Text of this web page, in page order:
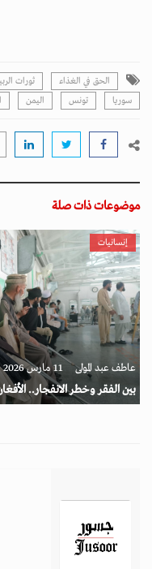
الحق في الغذاء ثورات
سوريا
تونس اليمن
موضوعات ذات صلة
إنسانيات
عاطف عبد المولى 11 مارس 2026 - 11:19
بين الفقر وخطر الانفجار..